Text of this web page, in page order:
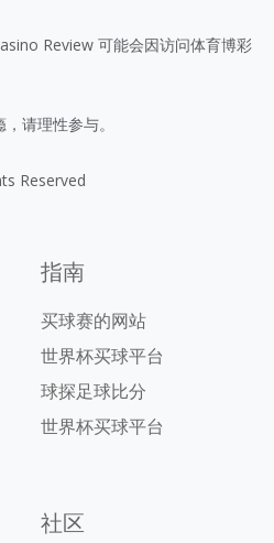
Review 可能会因访问体育博彩
请理性参与。
Reserved
指南
买球赛的网站
世界杯买球平台
球探足球比分
世界杯买球平台
社区